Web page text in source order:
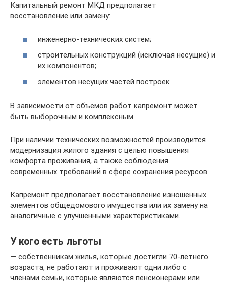
Капитальный ремонт МКД предполагает
восстановление или замену:
инженерно-технических систем;
строительных конструкций (исключая несущие) и
их компонентов;
элементов несущих частей построек.
В зависимости от объемов работ капремонт может
быть выборочным и комплексным.
При наличии технических возможностей производится
модернизация жилого здания с целью повышения
комфорта проживания, а также соблюдения
современных требований в сфере сохранения ресурсов.
Капремонт предполагает восстановление изношенных
элементов общедомового имущества или их замену на
аналогичные с улучшенными характеристиками.
У кого есть льготы
— собственникам жилья, которые достигли 70-летнего
возраста, не работают и проживают одни либо с
членами семьи, которые являются пенсионерами или